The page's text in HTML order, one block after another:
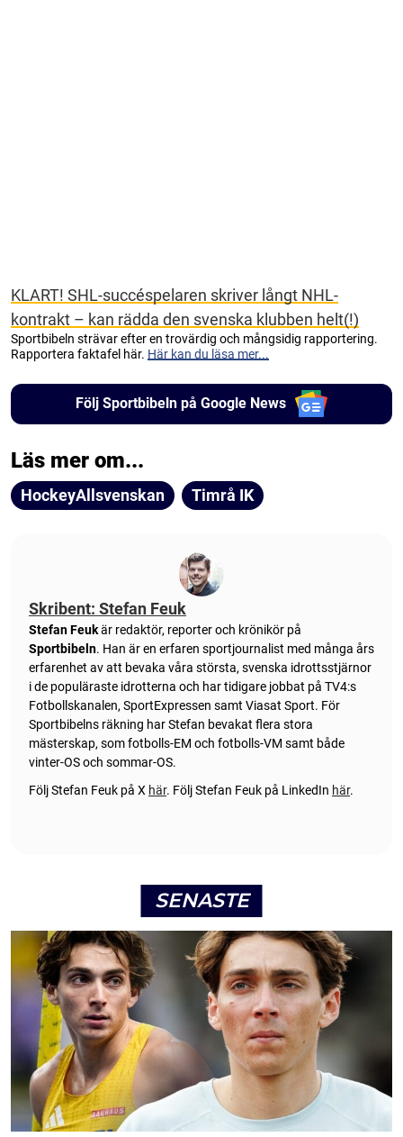
KLART! SHL-succéspelaren skriver långt NHL-
kontrakt – kan rädda den svenska klubben helt(!)
Sportbibeln strävar efter en trovärdig och mångsidig rapportering.
Rapportera faktafel här. Här kan du läsa mer...
Följ Sportbibeln på Google News
Läs mer om...
HockeyAllsvenskan Timrå IK
Skribent: Stefan Feuk
Stefan Feukär redaktör, reporter och krönikör på
Sportbibeln. Han är en erfaren sportjournalist med många års
erfarenhet av att bevaka våra största, svenska idrottsstjärnor
i de populäraste idrotterna och har tidigare jobbat på TV4:s
Fotbollskanalen, SportExpressen samt Viasat Sport. För
Sportbibelns räkning har Stefan bevakat flera stora
mästerskap, som fotbolls-EM och fotbolls-VM samt både
vinter-OS och sommar-OS.
Följ Stefan Feuk på X här. Följ Stefan Feuk på LinkedIn här.
SENASTE